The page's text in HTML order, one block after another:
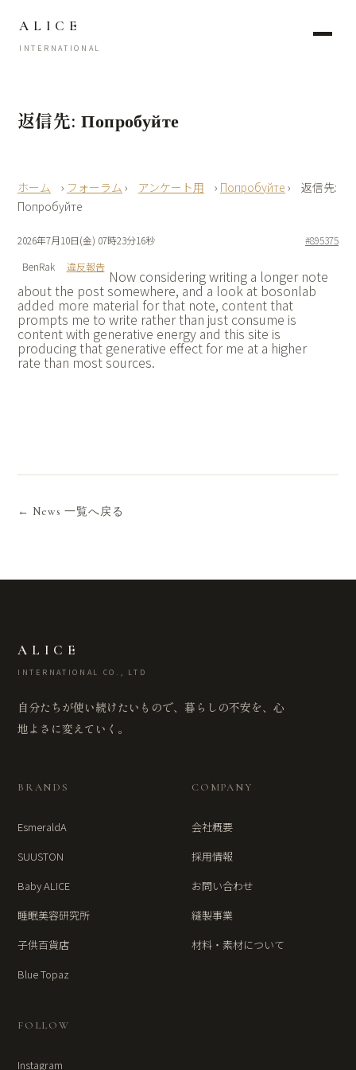
ALICE
INTERNATIONAL
返信先: Попробуйте
› フォーラム › アンケート用 › Попробуйте ›
返信先:
Попробуйте
2026年7月10日(金) 07時23分16秒
#895375
BenRak
違反報告
Now considering writing a longer note
about the post somewhere, and a look at bosonlab
added more material for that note, content that
prompts me to write rather than just consume is
content with generative energy and this site is
producing that generative effect for me at a higher
rate than most sources.
← News 一覧へ戻る
ALICE
INTERNATIONAL CO., LTD
自分たちが使い続けたいもので、暮らしの不安を、心
地よさに変えていく。
BRANDS
EsmeraldA
SUUSTON
Baby ALICE
睡眠美容研究所
子供百貨店
Blue Topaz
COMPANY
会社概要
採用情報
お問い合わせ
縫製事業
材料・素材について
FOLLOW
Instagram